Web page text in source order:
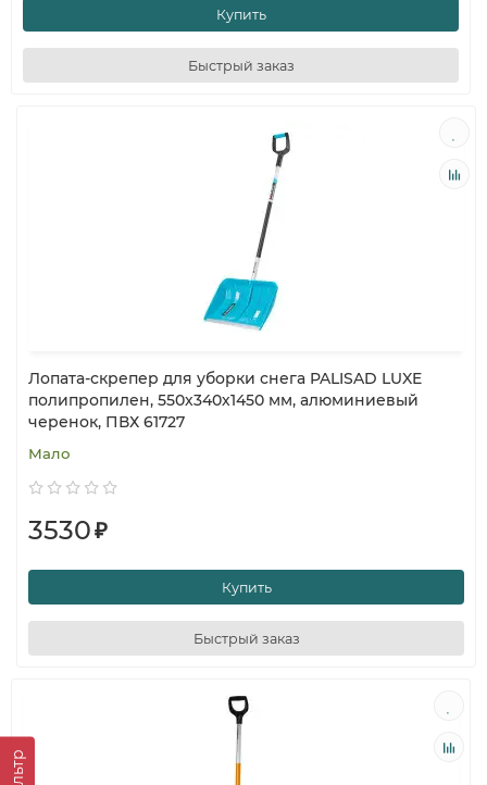
Купить
Быстрый заказ
Лопата-скрепер для уборки снега PALISAD LUXE
полипропилен, 550х340х1450 мм, алюминиевый
черенок, ПВХ 61727
Мало
3530₽
Купить
Быстрый заказ